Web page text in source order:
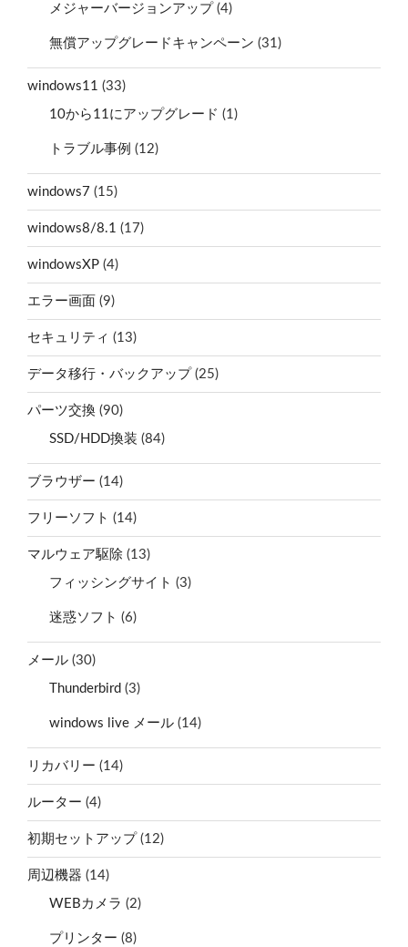
メジャーバージョンアップ (4)
無償アップグレードキャンペーン (31)
windows11 (33)
10から11にアップグレード (1)
トラブル事例 (12)
windows7 (15)
windows8/8.1 (17)
windowsXP (4)
エラー画面 (9)
セキュリティ (13)
データ移行・バックアップ (25)
パーツ交換 (90)
SSD/HDD換装 (84)
ブラウザー (14)
フリーソフト (14)
マルウェア駆除 (13)
フィッシングサイト (3)
迷惑ソフト (6)
メール (30)
Thunderbird (3)
windows live メール (14)
リカバリー (14)
ルーター (4)
初期セットアップ (12)
周辺機器 (14)
WEBカメラ (2)
プリンター (8)